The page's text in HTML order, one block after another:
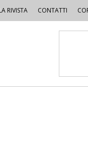
RIVISTA CONTATTI